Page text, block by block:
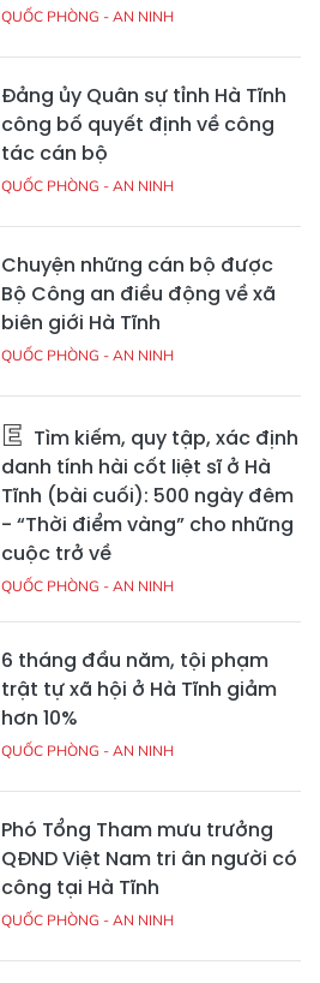
QUỐC PHÒNG - AN NINH
Đảng ủy Quân sự tỉnh Hà Tĩnh
công bố quyết định về công
tác cán bộ
QUỐC PHÒNG - AN NINH
Chuyện những cán bộ được
Bộ Công an điều động về xã
biên giới Hà Tĩnh
QUỐC PHÒNG - AN NINH
Tìm kiếm, quy tập, xác định
danh tính hài cốt liệt sĩ ở Hà
Tĩnh (bài cuối): 500 ngày đêm
- “Thời điểm vàng” cho những
cuộc trở về
QUỐC PHÒNG - AN NINH
6 tháng đầu năm, tội phạm
trật tự xã hội ở Hà Tĩnh giảm
hơn 10%
QUỐC PHÒNG - AN NINH
Phó Tổng Tham mưu trưởng
QĐND Việt Nam tri ân người có
công tại Hà Tĩnh
QUỐC PHÒNG - AN NINH